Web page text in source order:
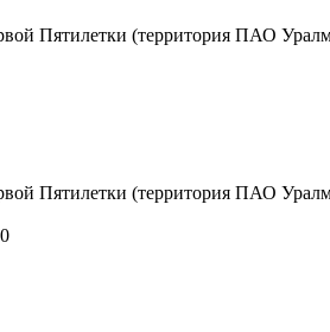
Пятилетки (территория ПАО
Пятилетки (территория ПАО